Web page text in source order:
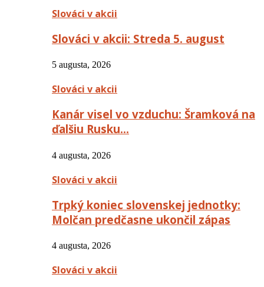
Slováci v akcii
Slováci v akcii: Streda 5. august
5 augusta, 2026
Slováci v akcii
Kanár visel vo vzduchu: Šramková na
ďalšiu Rusku…
4 augusta, 2026
Slováci v akcii
Trpký koniec slovenskej jednotky:
Molčan predčasne ukončil zápas
4 augusta, 2026
Slováci v akcii